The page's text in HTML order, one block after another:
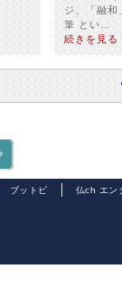
ジ、「融和
筆 とい…
続きを見る
ブットピ 仏ch エン